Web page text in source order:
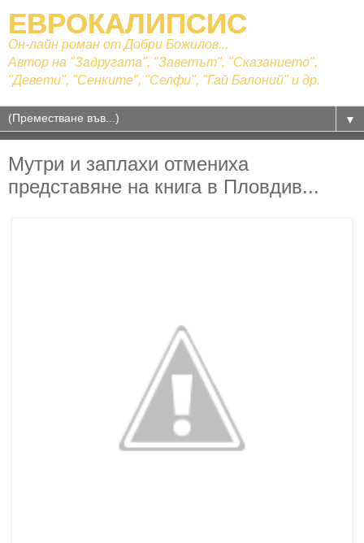
ЕВРОКАЛИПСИС
Он-лайн роман от Добри Божилов...
Автор на "Задругата", "Заветът", "Сказанието",
"Девети", "Сенките", "Селфи", "Гай Балоний" и др.
▼
Мутри и заплахи отмениха
представяне на книга в Пловдив...